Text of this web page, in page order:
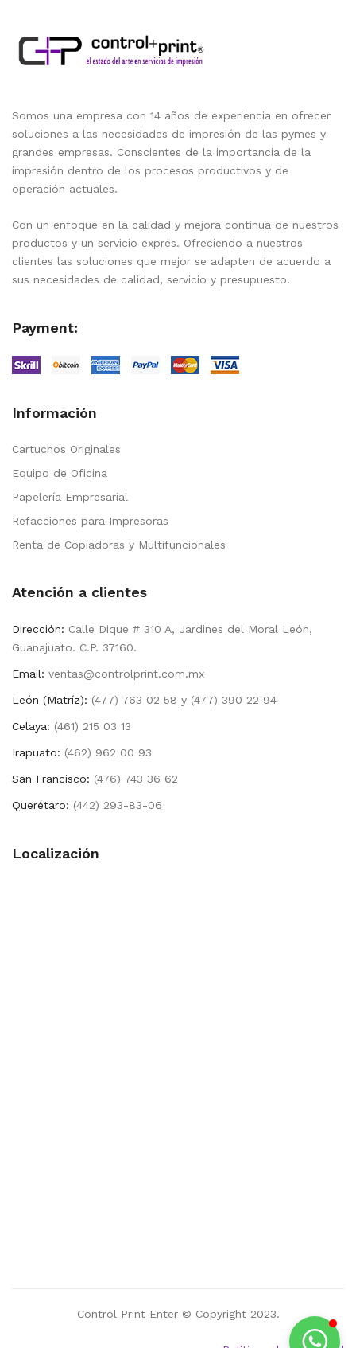
Somos una empresa con 14 años de experiencia en ofrecer
soluciones a las necesidades de impresión de las pymes y
grandes empresas. Conscientes de la importancia de la
impresión dentro de los procesos productivos y de
operación actuales.
Con un enfoque en la calidad y mejora continua de nuestros
productos y un servicio exprés. Ofreciendo a nuestros
clientes las soluciones que mejor se adapten de acuerdo a
sus necesidades de calidad, servicio y presupuesto.
Payment:
Información
Cartuchos Originales
Equipo de Oficina
Papelería Empresarial
Refacciones para Impresoras
Renta de Copiadoras y Multifuncionales
Atención a clientes
Dirección: Calle Dique # 310 A, Jardines del Moral León,
Guanajuato. C.P. 37160.
Email: ventas@controlprint.com.mx
León (Matríz): (477) 763 02 58 y (477) 390 22 94
Celaya: (461) 215 03 13
Irapuato: (462) 962 00 93
San Francisco: (476) 743 36 62
Querétaro: (442) 293-83-06
Localización
Control Print Enter © Copyright 2023.